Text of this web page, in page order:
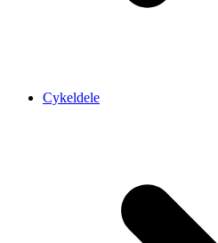
Cykeldele